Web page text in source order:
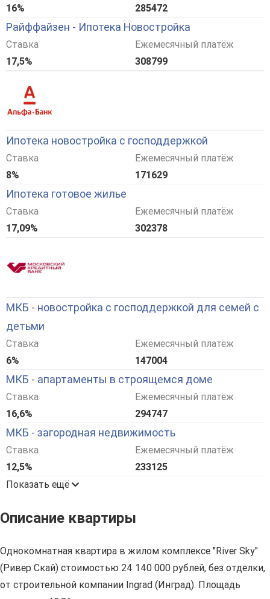
16%
285472
Райффайзен - Ипотека Новостройка
Ставка
17,5%
Ежемесячный платёж
308799
Ипотека новостройка с господдержкой
Ставка
8%
Ежемесячный платёж
171629
Ипотека готовое жилье
Ставка
17,09%
Ежемесячный платёж
302378
МКБ - новостройка с господдержкой для семей с
детьми
Ставка
6%
Ежемесячный платёж
147004
МКБ - апартаменты в строящемся доме
Ставка
16,6%
Ежемесячный платёж
294747
МКБ - загородная недвижимость
Ставка
12,5%
Ежемесячный платёж
233125
Показать ещё
Описание квартиры
Однокомнатная квартира в жилом комплексе "River Sky"
(Ривер Скай) стоимостью 24 140 000 рублей, без отделки,
от строительной компании Ingrad (Инград). Площадь